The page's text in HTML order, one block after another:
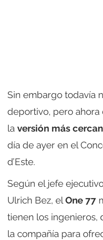
Sin embargo todavía
deportivo, pero
la versión más
día de ayer en el
d’Este.
Según el jefe
Ulrich Bez, elOne 77
tienen los ingenieros,
la compañía para